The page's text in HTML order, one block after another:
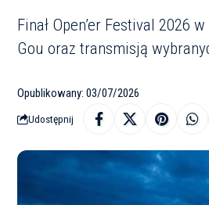
Finał Open’er Festival 2026
Gou oraz transmisją
Opublikowany: 03/07/2026
Udostępnij